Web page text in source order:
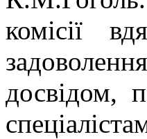
комісії
досвідом,